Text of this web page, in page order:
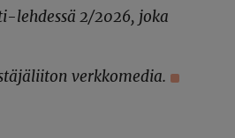
lehdessä 2/2026, joka
verkkomedia.